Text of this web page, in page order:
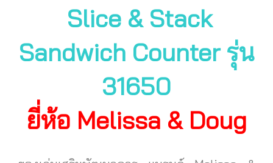
Slice & Stack
Sandwich Counter รุ่น
31650
ยี่ห้อ Melissa & Doug